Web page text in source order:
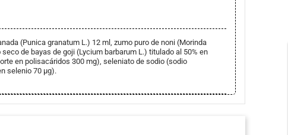
(Punica granatum L.) 12 ml, zumo puro de noni (Morinda
de bayas de goji (Lycium barbarum L.) titulado al 50% en
en polisacáridos 300 mg), seleniato de sodio (sodio
selenio 70 µg).